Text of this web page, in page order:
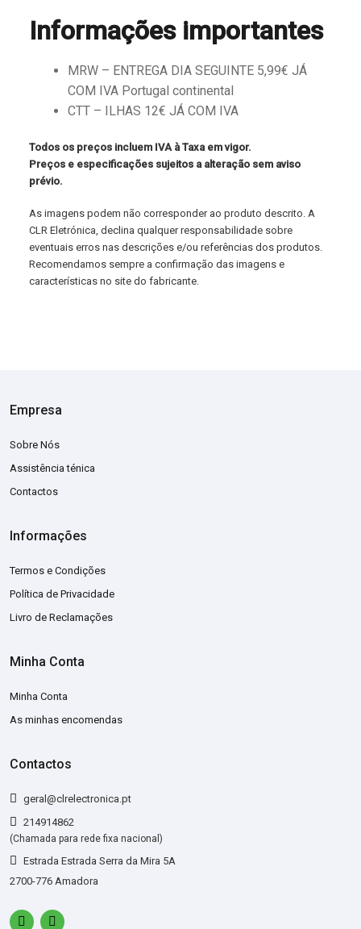
Informações importantes
MRW – ENTREGA DIA SEGUINTE 5,99€ JÁ
COM IVA Portugal continental
CTT – ILHAS 12€ JÁ COM IVA
Todos os preços incluem IVA à Taxa em vigor.
Preços e especificações sujeitos a alteração sem aviso
prévio.
As imagens podem não corresponder ao produto descrito. A
CLR Eletrónica, declina qualquer responsabilidade sobre
eventuais erros nas descrições e/ou referências dos produtos.
Recomendamos sempre a confirmação das imagens e
características no site do fabricante.
Empresa
Sobre Nós
Assistência ténica
Contactos
Informações
Termos e Condições
Política de Privacidade
Livro de Reclamações
Minha Conta
Minha Conta
As minhas encomendas
Contactos
geral@clrelectronica.pt
214914862
(Chamada para rede fixa nacional)
Estrada Estrada Serra da Mira 5A
2700-776 Amadora